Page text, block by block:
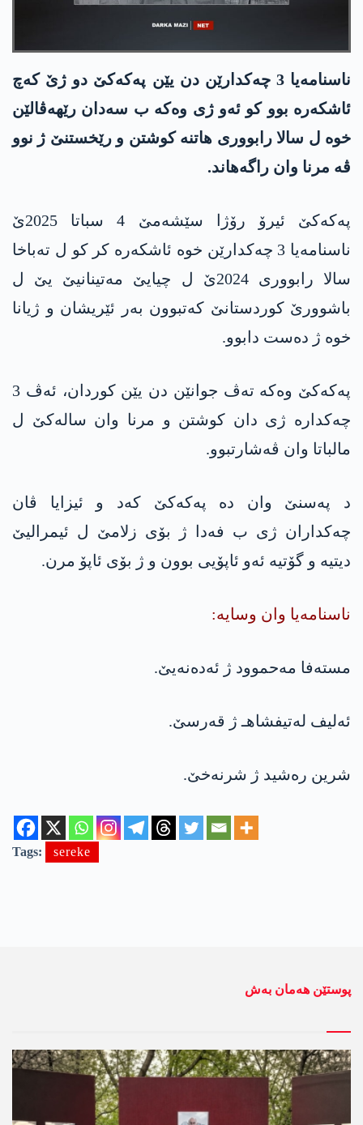
ناسنامه‌یا 3 چه‌كدارێن دن یێن په‌كه‌كێ دو ژێ كه‌چ
ئاشكه‌ره‌ بوو كو ئه‌و ژی وه‌كه‌ ب سه‌دان رێهه‌ڤالێن
خوه‌ ل سالا رابووری هاتنه‌ كوشتن و رێخستنێ ژ نوو
ڤه‌ مرنا وان راگه‌هاند.
په‌كه‌كێ ئیرۆ رۆژا سێشه‌مێ 4 سباتا 2025ێ
ناسنامه‌یا 3 چه‌كدارێن خوه‌ ئاشكه‌ره‌ كر كو ل ته‌باخا
سالا رابووری 2024ێ ل چیایێ مه‌تینانیێ یێ ل
باشوورێ كوردستانێ كه‌تبوون به‌ر ئێریشان و ژیانا
خوه‌ ژ ده‌ست دابوو.
په‌كه‌كێ وه‌كه‌ ته‌ڤ جوانێن دن یێن كوردان، ئه‌ڤ 3
چه‌كداره‌ ژی دان كوشتن و مرنا وان ساله‌كێ ل
مالباتا وان ڤه‌شارتبوو.
د په‌سنێ وان ده‌ په‌كه‌كێ كه‌د و ئیزایا ڤان
چه‌كداران ژی ب فه‌دا ژ بۆی زلامێ ل ئیمرالیێ
دیتیه‌ و گۆتیه‌ ئه‌و ئاپۆیی بوون و ژ بۆی ئاپۆ مرن.
ناسنامه‌یا وان وسایه‌:
مسته‌فا مه‌حموود ژ ئه‌ده‌نه‌یێ.
ئه‌لیف له‌تیفشاهـ ژ قه‌رسێ.
شرین ره‌شید ژ شرنه‌خێ.
Tags: sereke
پوستێن ھەمان بەش